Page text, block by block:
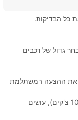
כל הבדיקות.
גדול של רכבים
את ההצעה המשתלמת
100% מימון, ללא מקדמה, מקבלים צ'קים (עד 100 צ'קים), עושים